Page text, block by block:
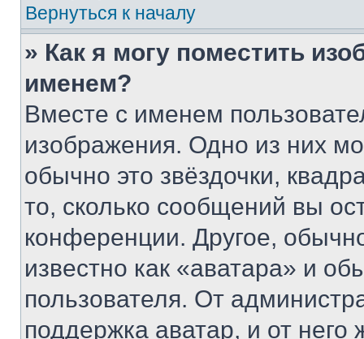
Вернуться к началу
» Как я могу поместить
именем?
Вместе с именем
изображения. Одно из них
обычно это звёздочки,
то, сколько сообщений вы
конференции. Другое,
известно как «аватара» и
пользователя. От
поддержка аватар, и от него